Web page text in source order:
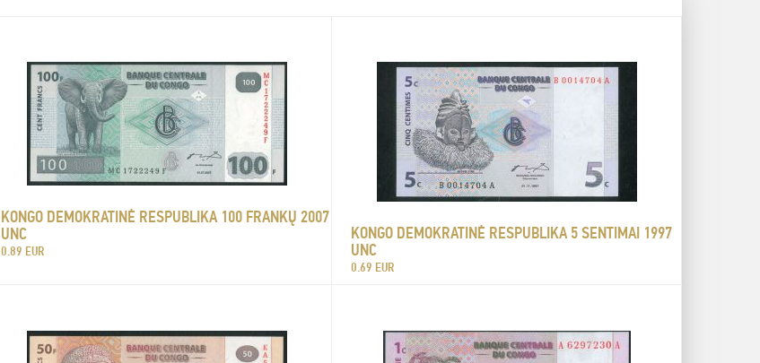
KONGO DEMOKRATINĖ RESPUBLIKA 100 FRANKŲ 2007
UNC
0.89 EUR
KONGO DEMOKRATINĖ RESPUBLIKA 5 SENTIMAI 1997
UNC
0.69 EUR